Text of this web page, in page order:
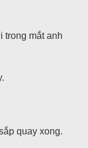
trong mắt anh
quay xong.